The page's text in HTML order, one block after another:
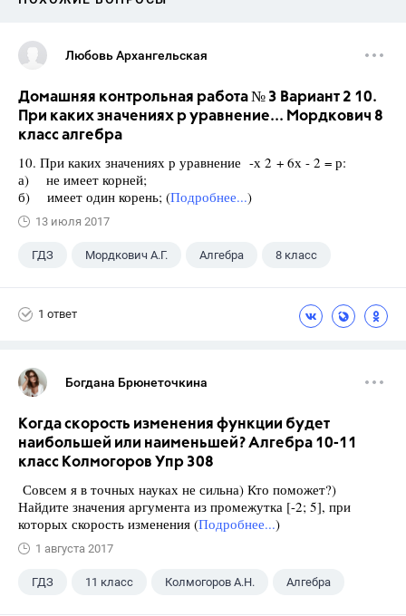
Любовь Архангельская
Домашняя контрольная работа № 3 Вариант 2 10.
При каких значениях р уравнение... Мордкович 8
класс алгебра
10. При каких значениях р уравнение -х 2 + 6х - 2 = р:
а) не имеет корней;
б) имеет один корень; (Подробнее...)
13 июля 2017
ГДЗ Мордкович А.Г. Алгебра 8 класс
1 ответ
Богдана Брюнеточкина
Когда скорость изменения функции будет
наибольшей или наименьшей? Алгебра 10-11
класс Колмогоров Упр 308
Совсем я в точных науках не сильна) Кто поможет?)
Найдите значения аргумента из промежутка [-2; 5], при
которых скорость изменения (Подробнее...)
1 августа 2017
ГДЗ 11 класс Колмогоров А.Н. Алгебра